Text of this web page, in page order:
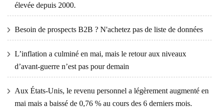
élevée depuis 2000.
Besoin de prospects B2B ? N'achetez pas de liste de données
L’inflation a culminé en mai, mais le retour aux niveaux
d’avant-guerre n’est pas pour demain
Aux États-Unis, le revenu personnel a légèrement augmenté en
mai mais a baissé de 0,76 % au cours des 6 derniers mois.